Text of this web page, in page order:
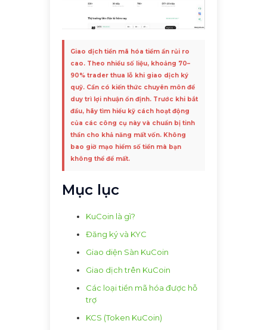
Giao dịch tiền mã hóa tiềm ẩn rủi ro
cao. Theo nhiều số liệu, khoảng 70–
90% trader thua lỗ khi giao dịch ký
quỹ. Cần có kiến thức chuyên môn để
duy trì lợi nhuận ổn định. Trước khi bắt
đầu, hãy tìm hiểu kỹ cách hoạt động
của các công cụ này và chuẩn bị tinh
thần cho khả năng mất vốn. Không
bao giờ mạo hiểm số tiền mà bạn
không thể để mất.
Mục lục
KuCoin là gì?
Đăng ký và KYC
Giao diện Sàn KuCoin
Giao dịch trên KuCoin
Các loại tiền mã hóa được hỗ
trợ
KCS (Token KuCoin)